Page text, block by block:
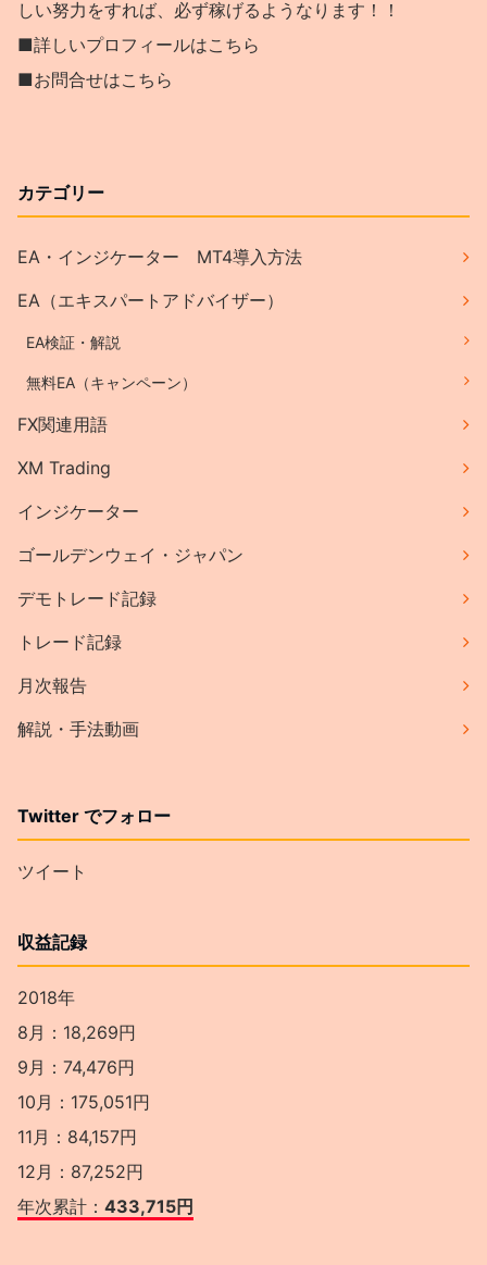
しい努力をすれば、必ず稼げるようなります！！
■詳しいプロフィールはこちら
■お問合せはこちら
カテゴリー
EA・インジケーター MT4導入方法
EA（エキスパートアドバイザー）
EA検証・解説
無料EA（キャンペーン）
FX関連用語
XM Trading
インジケーター
ゴールデンウェイ・ジャパン
デモトレード記録
トレード記録
月次報告
解説・手法動画
Twitter でフォロー
ツイート
収益記録
2018年
8月：18,269円
9月：74,476円
10月：175,051円
11月：84,157円
12月：87,252円
年次累計： 433,715円